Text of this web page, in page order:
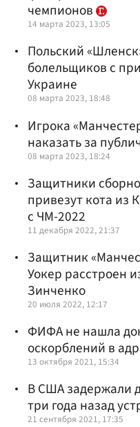
чемпионов
14 марта 2023, 13:05
Польский
болельщиков с
Украине
08 марта 2023, 18:48
Игрока
наказать за
08 марта 2023, 18:24
Защитники
привезут кота из
с ЧМ-2022
11 декабря 2022, 21:37
Защитник
Уокер расстроен
Зинченко
20 июля 2022, 12:17
ФИФА не нашла
оскорблений в
13 октября 2021, 15:34
В США задержали
три года назад
21 сентября 2021, 17:35